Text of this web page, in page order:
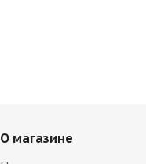
О магазине